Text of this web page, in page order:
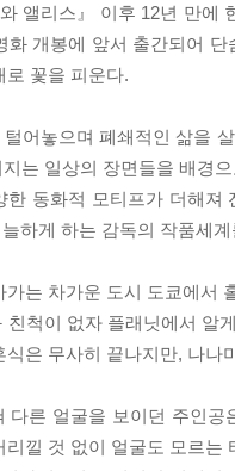
와 앨리스』 이후 12년 만
화 개봉에 앞서 출간되어
로 꽃을 피운다.
어놓으며 폐쇄적인 삶을
는 일상의 장면들을 배경
한 동화적 모티프가 더해져
하게 하는 감독의 작품세
가는 차가운 도시 도쿄에서
척이 없자 플래닛에서 알
식은 무사히 끝나지만, 나
다른 얼굴을 보이던 주인
낄 것 없이 얼굴도 모르